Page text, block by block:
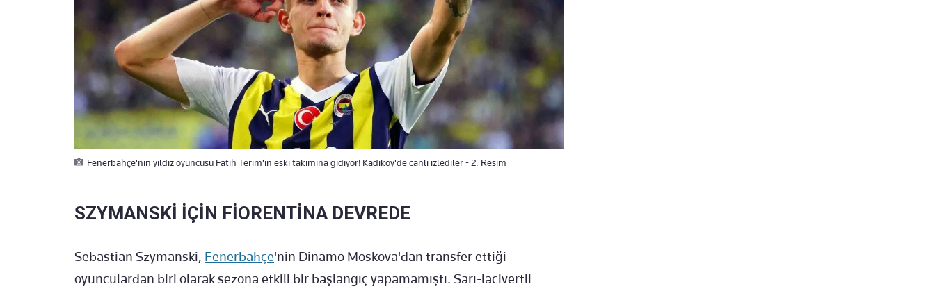
Fenerbahçe'nin yıldız oyuncusu Fatih Terim'in eski takımına gidiyor! Kadıköy'de canlı izlediler - 2. Resim
SZYMANSKİ İÇİN FİORENTİNA DEVREDE
Sebastian Szymanski, Fenerbahçe'nin Dinamo Moskova'dan transfer ettiği
oyunculardan biri olarak sezona etkili bir başlangıç yapamamıştı. Sarı-lacivertli